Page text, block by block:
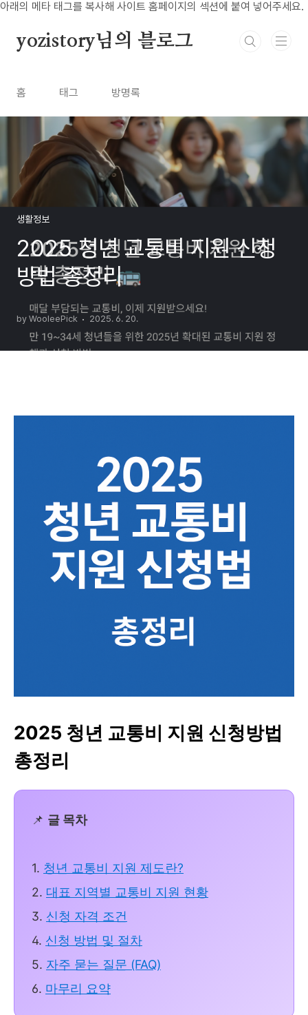
아래의 메타 태그를 복사해 사이트 홈페이지의 섹션에 붙여 넣어주세요.
본문 바로가기
yozistory님의 블로그
홈 태그 방명록
생활정보
2025 청년 교통비 지원 신청
방법 총정리
by WooleePick 2025. 6. 20.
2025 청년 교통비 지원 신청방법
총정리
📌 글 목차
1. 청년 교통비 지원 제도란?
2. 대표 지역별 교통비 지원 현황
3. 신청 자격 조건
4. 신청 방법 및 절차
5. 자주 묻는 질문 (FAQ)
6. 마무리 요약